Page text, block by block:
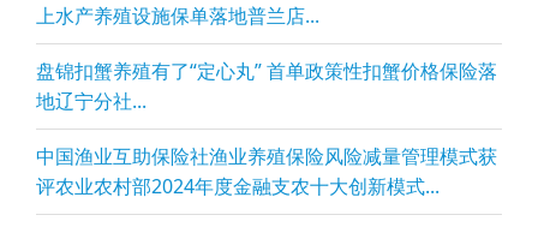
上水产养殖设施保单落地普兰店...
盘锦扣蟹养殖有了“定心丸” 首单政策性扣蟹价格保险落
地辽宁分社...
中国渔业互助保险社渔业养殖保险风险减量管理模式获
评农业农村部2024年度金融支农十大创新模式...